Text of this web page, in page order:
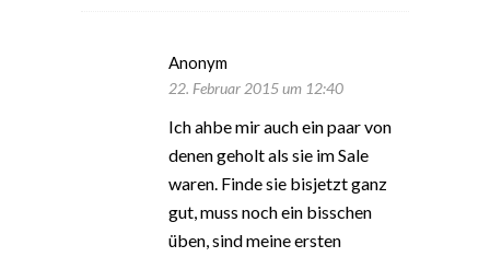
Anonym
22. Februar 2015 um 12:40
Ich ahbe mir auch ein paar von
denen geholt als sie im Sale
waren. Finde sie bisjetzt ganz
gut, muss noch ein bisschen
üben, sind meine ersten